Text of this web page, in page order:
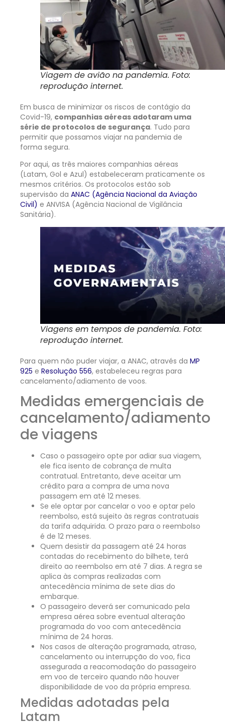
Viagem de avião na pandemia. Foto:
reprodução internet.
Em busca de minimizar os riscos de contágio da
Covid-19, companhias aéreas adotaram uma
série de protocolos de segurança. Tudo para
permitir que possamos viajar na pandemia de
forma segura.
Por aqui, as três maiores companhias aéreas
(Latam, Gol e Azul) estabeleceram praticamente os
mesmos critérios. Os protocolos estão sob
supervisão da ANAC (Agência Nacional da Aviação
Civil) e ANVISA (Agência Nacional de Vigilância
Sanitária).
Viagens em tempos de pandemia. Foto:
reprodução internet.
Para quem não puder viajar, a ANAC, através da MP
925 e Resolução 556, estabeleceu regras para
cancelamento/adiamento de voos.
Medidas emergenciais de
cancelamento/adiamento
de viagens
Caso o passageiro opte por adiar sua viagem,
ele fica isento de cobrança de multa
contratual. Entretanto, deve aceitar um
crédito para a compra de uma nova
passagem em até 12 meses.
Se ele optar por cancelar o voo e optar pelo
reembolso, está sujeito às regras contratuais
da tarifa adquirida. O prazo para o reembolso
é de 12 meses.
Quem desistir da passagem até 24 horas
contadas do recebimento do bilhete, terá
direito ao reembolso em até 7 dias. A regra se
aplica às compras realizadas com
antecedência mínima de sete dias do
embarque.
O passageiro deverá ser comunicado pela
empresa aérea sobre eventual alteração
programada do voo com antecedência
mínima de 24 horas.
Nos casos de alteração programada, atraso,
cancelamento ou interrupção do voo, fica
assegurada a reacomodação do passageiro
em voo de terceiro quando não houver
disponibilidade de voo da própria empresa.
Medidas adotadas pela
Latam